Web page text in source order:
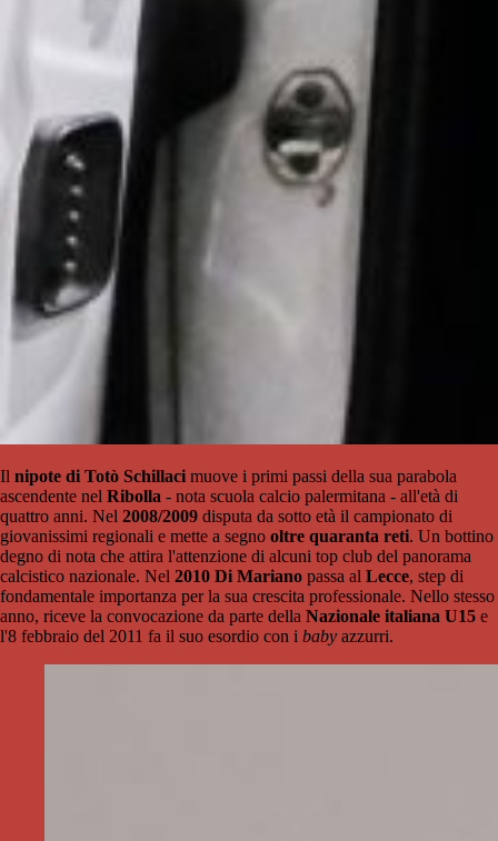
Il nipote di Totò Schillaci muove i primi passi della sua parabola
ascendente nel Ribolla - nota scuola calcio palermitana - all'età di
quattro anni. Nel 2008/2009 disputa da sotto età il campionato di
giovanissimi regionali e mette a segno oltre quaranta reti. Un bottino
degno di nota che attira l'attenzione di alcuni top club del panorama
calcistico nazionale. Nel 2010 Di Mariano passa al Lecce, step di
fondamentale importanza per la sua crescita professionale. Nello stesso
anno, riceve la convocazione da parte della Nazionale italiana U15 e
l'8 febbraio del 2011 fa il suo esordio con i baby azzurri.